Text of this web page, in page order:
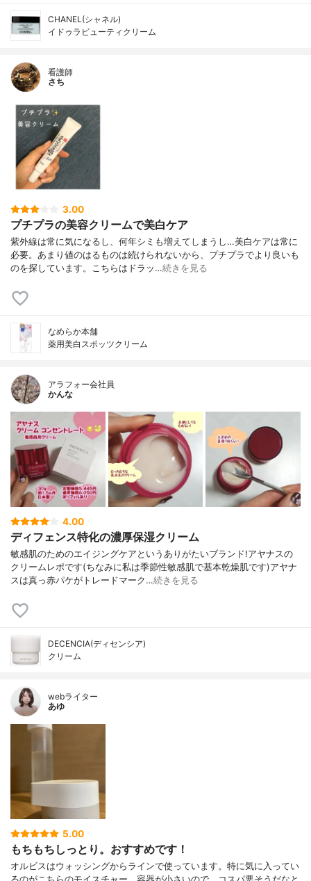
CHANEL(シャネル)
イドゥラビューティクリーム
看護師
さち
3.00
プチプラの美容クリームで美白ケア
紫外線は常に気になるし、何年シミも増えてしまうし…美白ケアは常に
必要。あまり値のはるものは続けられないから、プチプラでより良いも
のを探しています。こちらはドラッ…続きを見る
なめらか本舗
薬用美白スポッツクリーム
アラフォー会社員
かんな
4.00
ディフェンス特化の濃厚保湿クリーム
敏感肌のためのエイジングケアというありがたいブランド!アヤナスの
クリームレポです(ちなみに私は季節性敏感肌で基本乾燥肌です)アヤナ
スは真っ赤パケがトレードマーク…続きを見る
DECENCIA(ディセンシア)
クリーム
webライター
あゆ
5.00
もちもちしっとり。おすすめです！
オルビスはウォッシングからラインで使っています。特に気に入ってい